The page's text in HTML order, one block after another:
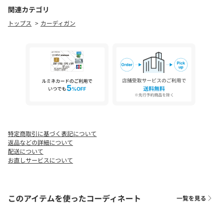
■伸縮性：あり
■光沢感：なし
なる場合があります。
※画像の商品は光の照射や角度、お使いのモニター環境により、
実物と色味が異なる場合がございます。
※着用、お取り扱いの際は、アテンションタグをご確認くださ
関連カテゴリ
トップス カーディガン
特定商取引に基づく表記について
返品などの詳細について
配送について
お直しサービスについて
このアイテムを使ったコーディネート 一覧を見る